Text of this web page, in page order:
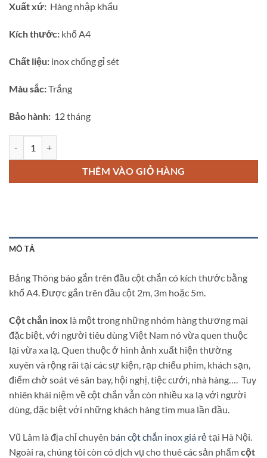
Xuất xứ: Hàng nhập khẩu
Kích thước: khổ A4
Chất liệu: inox chống gỉ sét
Màu sắc:Trắng
Bảo hành: 12 tháng
THÊM VÀO GIỎ HÀNG
MÔ TẢ
Bảng Thông báo gắn trên đầu cột chắn có kích thước bằng
khổ A4. Được gắn trên đầu cột 2m, 3m hoặc 5m.
Cột chắn inox là một trong những nhóm hàng thương mại
đặc biệt, với người tiêu dùng Việt Nam nó vừa quen thuộc
lại vừa xa lạ. Quen thuộc ở hình ảnh xuất hiện thường
xuyên và rộng rãi tại các sự kiện, rạp chiếu phim, khách sạn,
điểm chờ soát vé sân bay, hội nghị, tiệc cưới, nhà hàng…. Tuy
nhiên khái niệm về cột chắn vẫn còn nhiều xa lạ với người
dùng, đặc biệt với những khách hàng tìm mua lần đầu.
Vũ Lâm là địa chỉ chuyên bán cột chắn inox giá rẻtại Hà Nội.
Ngoài ra, chúng tôi còn có dịch vụ cho thuê các sản phẩmcột